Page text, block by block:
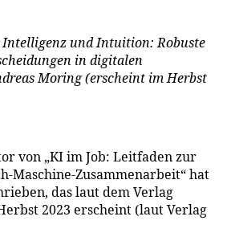
und Intuition: Robuste
in digitalen
Moring (erscheint im Herbst
von „KI im Job: Leitfaden zur
Maschine-Zusammenarbeit“ hat
das laut dem Verlag
2023 erscheint (laut Verlag